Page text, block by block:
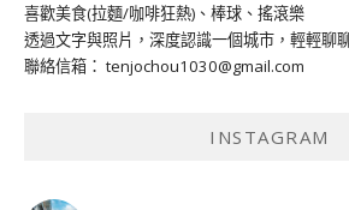
喜歡美食(拉麵/咖啡狂熱)、棒球、搖滾樂
透過文字與照片，深度認識一個城市，輕輕聊
聯絡信箱： tenjochou1030@gmail.com
INSTAGRAM